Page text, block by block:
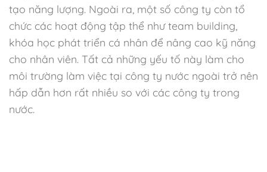
tạo năng lượng. Ngoài ra, một số công ty còn tổ
chức các hoạt động tập thể như team building,
khóa học phát triển cá nhân để nâng cao kỹ năng
cho nhân viên. Tất cả những yếu tố này làm cho
môi trường làm việc tại công ty nước ngoài trở nên
hấp dẫn hơn rất nhiều so với các công ty trong
nước.